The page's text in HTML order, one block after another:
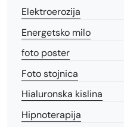
Elektroerozija
Energetsko milo
foto poster
Foto stojnica
Hialuronska kislina
Hipnoterapija